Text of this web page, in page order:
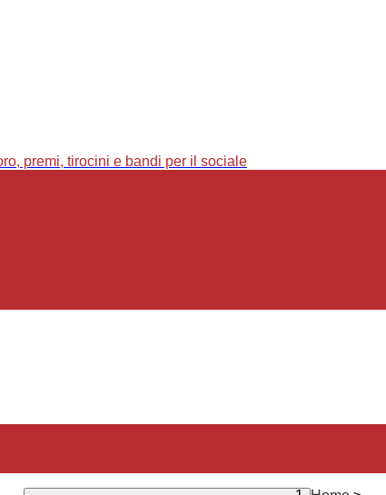
premi, tirocini e bandi per il sociale